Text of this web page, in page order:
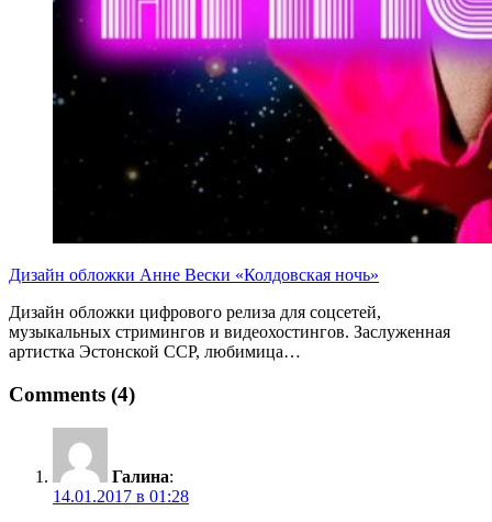
Дизайн обложки Анне Вески «Колдовская ночь»
Дизайн обложки цифрового релиза для соцсетей,
музыкальных стримингов и видеохостингов. Заслуженная
артистка Эстонской ССР, любимица…
Comments (4)
Галина:
14.01.2017 в 01:28